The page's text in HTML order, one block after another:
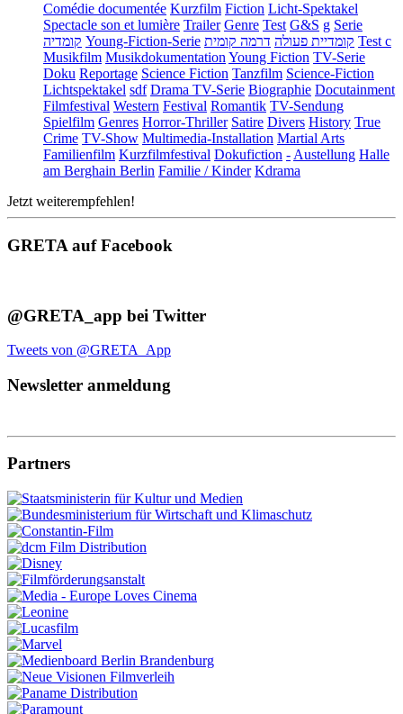
Comédie documentée Kurzfilm Fiction Licht-Spektakel
Spectacle son et lumière Trailer Genre Test G&S g Serie
קומדיה Young-Fiction-Serie קומדיית פעולה דרמה קומית
Test c
Musikfilm MusikdokumentationYoung Fiction TV-Serie
Doku Reportage Science Fiction Tanzfilm Science-Fiction
Lichtspektakel sdf Drama TV-Serie Biographie Docutainment
Filmfestival Western Festival Romantik TV-Sendung
Spielfilm Genres Horror-Thriller Satire Divers History True
Crime TV-Show Multimedia-Installation Martial Arts
Familienfilm Kurzfilmfestival Dokufiction -Austellung Halle
am Berghain Berlin Familie / Kinder Kdrama
Jetzt weiterempfehlen!
GRETA auf Facebook
@GRETA_app bei Twitter
Tweets von @GRETA_App
Newsletter anmeldung
Partners